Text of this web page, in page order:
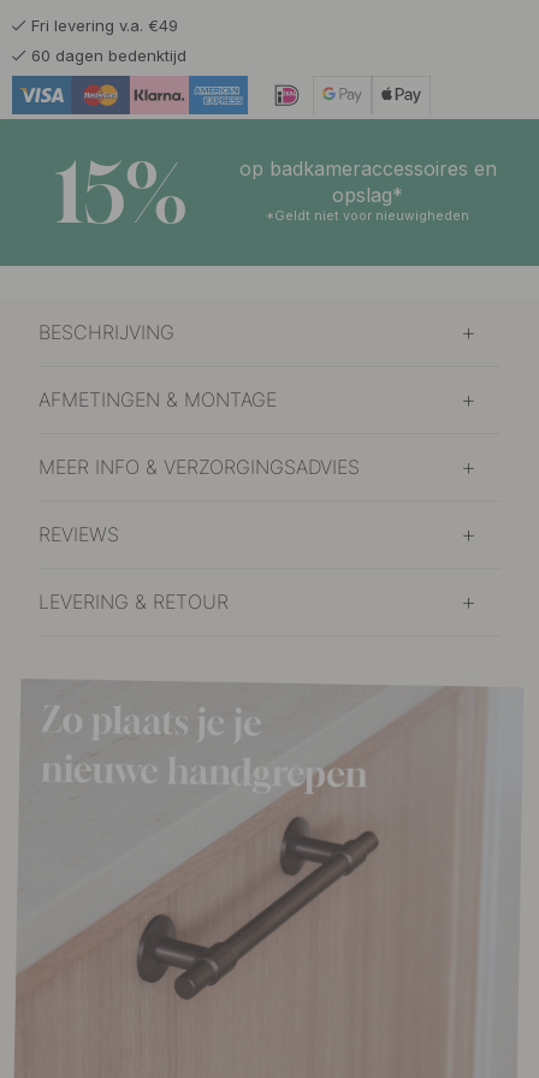
Fri levering v.a. €49
60 dagen bedenktijd
15%
op badkameraccessoires en
opslag*
*Geldt niet voor nieuwigheden
BESCHRIJVING
AFMETINGEN & MONTAGE
MEER INFO & VERZORGINGSADVIES
REVIEWS
LEVERING & RETOUR